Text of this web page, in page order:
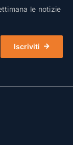
le notizie
Iscriviti